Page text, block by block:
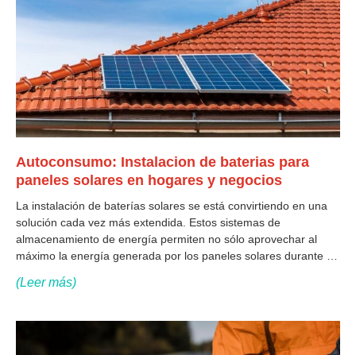
Autoconsumo: Instalacion de baterias para
paneles solares en hogares y negocios
La instalación de baterías solares se está convirtiendo en una
solución cada vez más extendida. Estos sistemas de
almacenamiento de energía permiten no sólo aprovechar al
máximo la energía generada por los paneles solares durante el
de electricidad durante la
(Leer más)